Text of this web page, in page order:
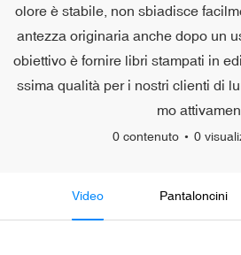
olore è stabile, non sbiadisce
antezza originaria anche dopo un
obiettivo è fornire libri stampati in
ssima qualità per i nostri clienti di
mo attivamen
0 contenuto 0
Video Pantaloncini